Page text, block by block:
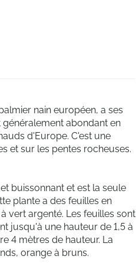
nain européen, a ses
généralement abondant en
d'Europe. C'est une
et sur les pentes rocheuses.
buissonnant et est la seule
plante a des feuilles en
vert argenté. Les feuilles sont
jusqu'à une hauteur de 1,5 à
4 mètres de hauteur. La
orange à bruns.